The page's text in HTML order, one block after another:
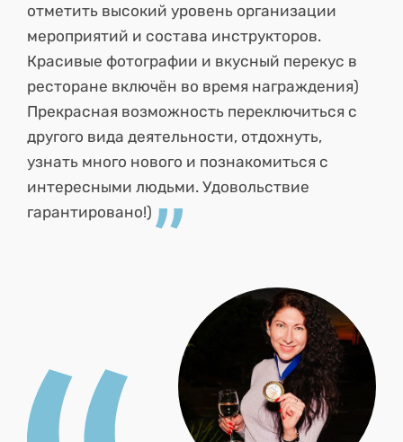
отметить высокий уровень организации
мероприятий и состава инструкторов.
Красивые фотографии и вкусный перекус в
ресторане включён во время награждения)
Прекрасная возможность переключиться с
другого вида деятельности, отдохнуть,
узнать много нового и познакомиться с
интересными людьми. Удовольствие
гарантировано!)